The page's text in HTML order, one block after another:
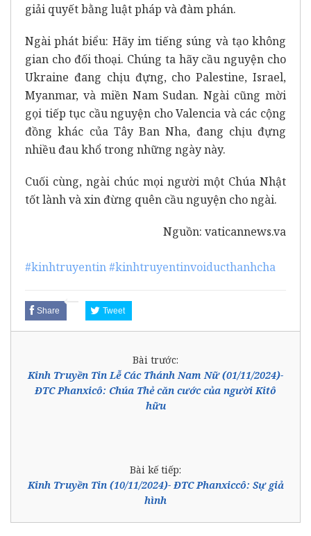
giải quyết bằng luật pháp và đàm phán.
Ngài phát biểu: Hãy im tiếng súng và tạo không
gian cho đối thoại. Chúng ta hãy cầu nguyện cho
Ukraine đang chịu đựng, cho Palestine, Israel,
Myanmar, và miền Nam Sudan. Ngài cũng mời
gọi tiếp tục cầu nguyện cho Valencia và các cộng
đồng khác của Tây Ban Nha, đang chịu đựng
nhiều đau khổ trong những ngày này.
Cuối cùng, ngài chúc mọi người một Chúa Nhật
tốt lành và xin đừng quên cầu nguyện cho ngài.
Nguồn: vaticannews.va
#kinhtruyentin#kinhtruyentinvoiducthanhcha
Share Tweet
Bài trước:
Kinh Truyền Tin Lễ Các Thánh Nam Nữ (01/11/2024)-
ĐTC Phanxicô: Chúa Thẻ căn cước của người Kitô
hữu
Bài kế tiếp:
Kinh Truyền Tin (10/11/2024)- ĐTC Phanxiccô: Sự giả
hình